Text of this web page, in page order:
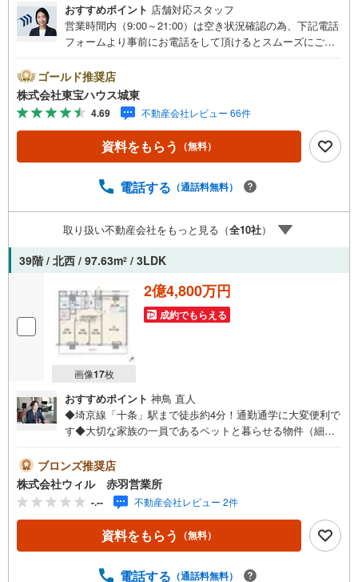
おすすめポイント 店舗対応スタッフ
営業時間内（9:00～21:00）は空き状況確認の為、下記電話
フォームより事前にお電話をして頂けるとスムーズにご案
カレンダーの作成▽ご購入後もお客様の人生のパートナー
として暮らしの「安心」を守り続けます。【Yahoo！ 不動
産キャンペーン対象店舗】当店で物件を成約するとPayPay
ボーナスライトがもらえる「Yahoo！ 不動産 物件ご成約キ
ャンペーン」の対象になります。「資料をもらう」「見学
予約をする」ボタンからお問い合わせください。※必ずYah
スライトは出金と譲渡はできません。ご案内・詳細な資料
時受け付けております！■頭金0円からのご購入可能です■
（諸費用もOK）お気軽にお問い合わせください。
ゴールド推奨店
株式会社東宝ハウス城東
4.69 不動産会社レビュー 66件
資料をもらう （無料）
電話する （通話料無料）
取り扱い不動産会社をもっと見る（全10社）
39階 / 北西 / 97.63m2 / 3LDK
画像17枚
2億4,800万円
成約でもらえる
おすすめポイント 神鳥 直人
◆埼京線「十条」駅まで徒歩約4分！通勤通学に大変便利で
す◆大切な家族の一員であるペットと暮らせる物件（細則
す！◆間取りはファミリーにおすすめの3LDK！◆居室は全
て6帖以上の余裕のある設計です◆キッチンは開放感を演出
してくれる対面タイプ◆嬉しい全居室収納付きの間取り
で、すっきりとしたお住まいを実現！◆防犯性を高める4段
階セキュリティライン！◆ウェルカムラウンジ・フォレス
トパーク・コンシェルジュサービス等、共用施設充実！◆
9:00】上記時間はお電話が繋がりやすくなっております。
ブロンズ推奨店
株式会社ウィル 赤羽営業所
-.-- 不動産会社レビュー 2件
資料をもらう （無料）
電話する （通話料無料）